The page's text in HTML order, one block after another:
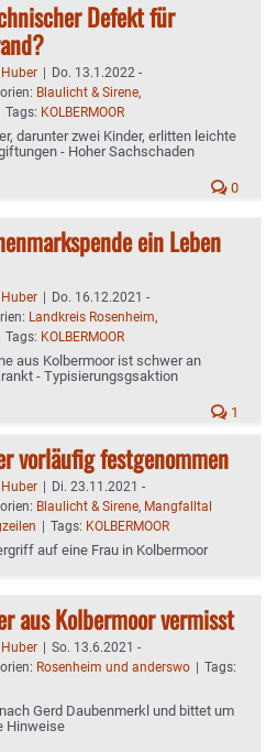
Defekt für
| Do. 13.1.2022 -
Blaulicht & Sirene,
Tags: KOLBERMOOR
darunter zwei Kinder, erlitten leichte
- Hoher Sachschaden
0
ein Leben
| Do. 16.12.2021 -
Landkreis Rosenheim,
Tags: KOLBERMOOR
aus Kolbermoor ist schwer an
- Typisierungsgsaktion
1
vorläufig festgenommen
| Di. 23.11.2021 -
Blaulicht & Sirene, Mangfalltal
| Tags: KOLBERMOOR
auf eine Frau in Kolbermoor
aus Kolbermoor vermisst
| So. 13.6.2021 -
Rosenheim und anderswo | Tags:
Gerd Daubenmerkl und bittet um
Hinweise